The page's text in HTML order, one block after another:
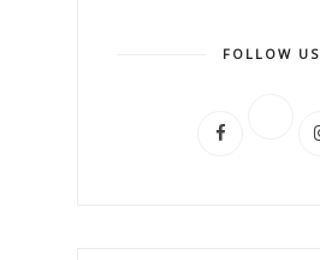
FOLLOW US